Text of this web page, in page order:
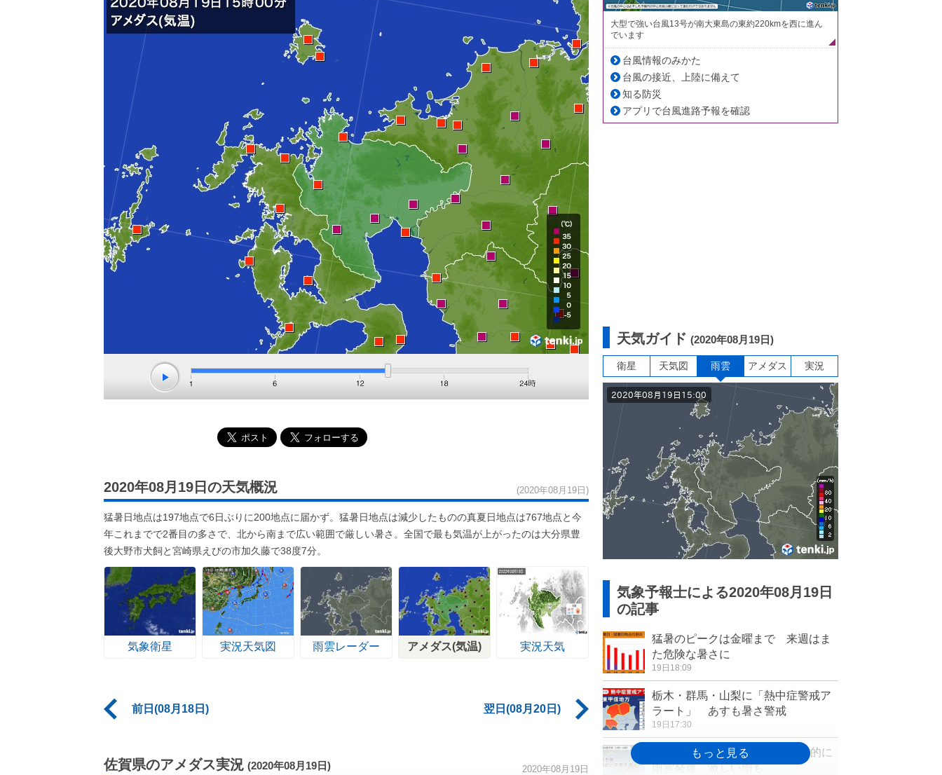
2020年08月19日の天気概況 (2020年08月19日)
猛暑日地点は197地点で6日ぶりに200地点に届かず。猛暑日地点は減少したものの真夏日地点は767地点と今
年これまでで2番目の多さで、北から南まで広い範囲で厳しい暑さ。全国で最も気温が上がったのは大分県豊
後大野市犬飼と宮崎県えびの市加久藤で38度7分。
気象衛星 実況天気図 雨雲レーダー アメダス(気温) 実況天気
前日(08月18日) 翌日(08月20日)
佐賀県のアメダス実況 (2020年08月19日) 2020年08月19日
大型で強い台風13号が南大東島の東約220kmを西に進ん
でいます
台風情報のみかた
台風の接近、上陸に備えて
知る防災
アプリで台風進路予報を確認
天気ガイド (2020年08月19日)
衛星 天気図 雨雲 アメダス 実況
気象予報士による2020年08月19日
の記事
猛暑のピークは金曜まで 来週はま
た危険な暑さに
19日18:09
栃木・群馬・山梨に「熱中症警戒ア
ラート」 あすも暑さ警戒
19日17:30
20日も猛暑日続出 午後は局地的に
雨雲発達 激しい雨も